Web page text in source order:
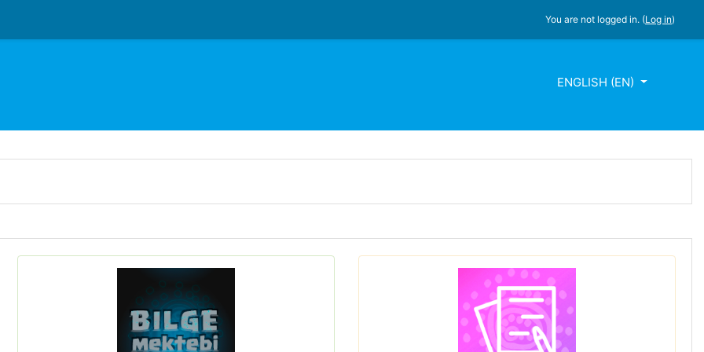
You are not logged in. (Log in)
ENGLISH ‎(EN)‎